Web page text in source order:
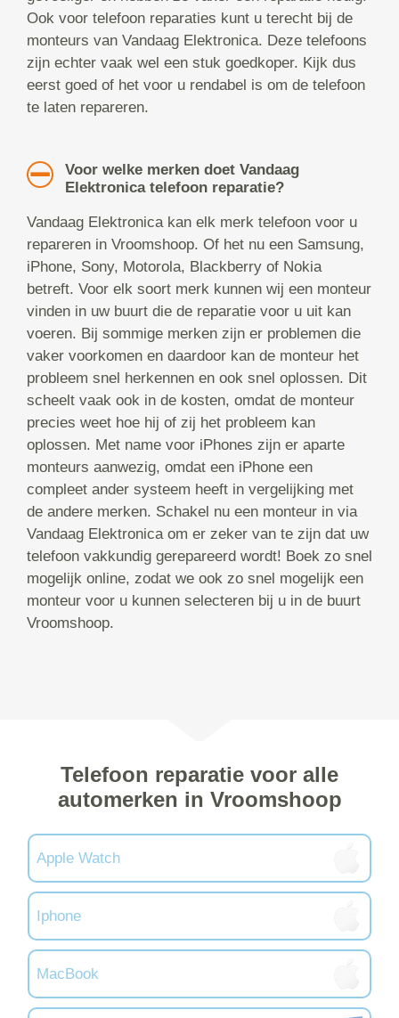
Ook voor telefoon reparaties kunt u terecht bij de
monteurs van Vandaag Elektronica. Deze telefoons
zijn echter vaak wel een stuk goedkoper. Kijk dus
eerst goed of het voor u rendabel is om de telefoon
te laten repareren.
Voor welke merken doet Vandaag
Elektronica telefoon reparatie?
Vandaag Elektronica kan elk merk telefoon voor u
repareren in Vroomshoop. Of het nu een Samsung,
iPhone, Sony, Motorola, Blackberry of Nokia
betreft. Voor elk soort merk kunnen wij een monteur
vinden in uw buurt die de reparatie voor u uit kan
voeren. Bij sommige merken zijn er problemen die
vaker voorkomen en daardoor kan de monteur het
probleem snel herkennen en ook snel oplossen. Dit
scheelt vaak ook in de kosten, omdat de monteur
precies weet hoe hij of zij het probleem kan
oplossen. Met name voor iPhones zijn er aparte
monteurs aanwezig, omdat een iPhone een
compleet ander systeem heeft in vergelijking met
de andere merken. Schakel nu een monteur in via
Vandaag Elektronica om er zeker van te zijn dat uw
telefoon vakkundig gerepareerd wordt! Boek zo snel
mogelijk online, zodat we ook zo snel mogelijk een
monteur voor u kunnen selecteren bij u in de buurt
Vroomshoop.
Telefoon reparatie voor alle
automerken in Vroomshoop
Apple Watch
Iphone
MacBook